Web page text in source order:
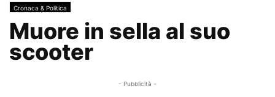
Cronaca & Politica
Muore in sella al suo
scooter
- Pubblicità -